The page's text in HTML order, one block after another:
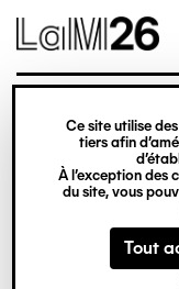
Gestion des
Ce site utilise
tiers afin
À l’exception des
du site, vous
Tout
contenu